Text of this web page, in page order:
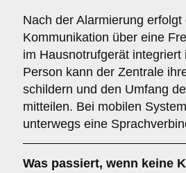
Nach der Alarmierung erfolgt
Kommunikation über eine
im Hausnotrufgerät
Person kann der Zentrale
schildern und den Umfang
mitteilen. Bei mobilen
unterwegs eine
Was passiert, wenn keine